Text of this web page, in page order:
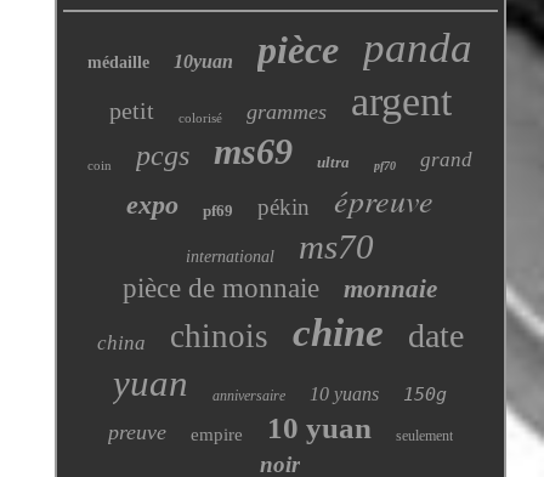
médaille 10yuan pièce panda
petit colorisé grammes argent
coin pcgs ms69 ultra pf70 grand
expo pf69 pékin épreuve
international ms70
pièce de monnaie monnaie
china chinois chine date
yuan anniversaire 10 yuans 150g
preuve empire 10 yuan seulement
noir